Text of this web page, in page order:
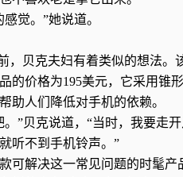
觉。”她说道。
，贝克夫妇有着类似的想法。
的价格为195美元，它采用锥
助人们降低对手机的依赖。
”贝克说道，“当时，我要走
听不到手机铃声。”
可解决这一常见问题的时髦